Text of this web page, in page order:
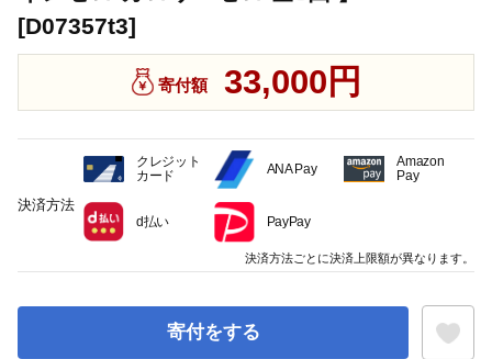
[D07357t3]
寄付額 33,000円
寄付をする
決済方法
クレジット
カード
ANA Pay
Amazon
Pay
d払い PayPay
決済方法ごとに決済上限額が異なります。